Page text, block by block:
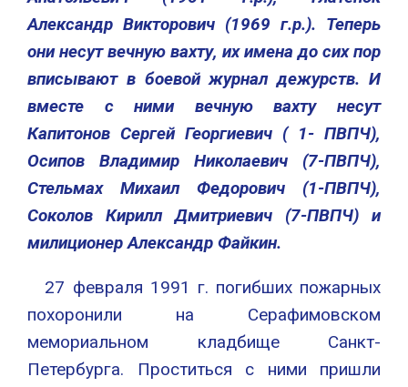
Александр Викторович (1969 г.р.). Теперь
они несут вечную вахту, их имена до сих пор
вписывают в боевой журнал дежурств. И
вместе с ними вечную вахту несут
Капитонов Сергей Георгиевич ( 1- ПВПЧ),
Осипов Владимир Николаевич (7-ПВПЧ),
Стельмах Михаил Федорович (1-ПВПЧ),
Соколов Кирилл Дмитриевич (7-ПВПЧ) и
милиционер Александр Файкин.
27 февраля 1991 г. погибших пожарных
похоронили на Серафимовском
мемориальном кладбище Санкт-
Петербурга. Проститься с ними пришли